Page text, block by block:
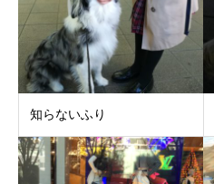
知らないふり